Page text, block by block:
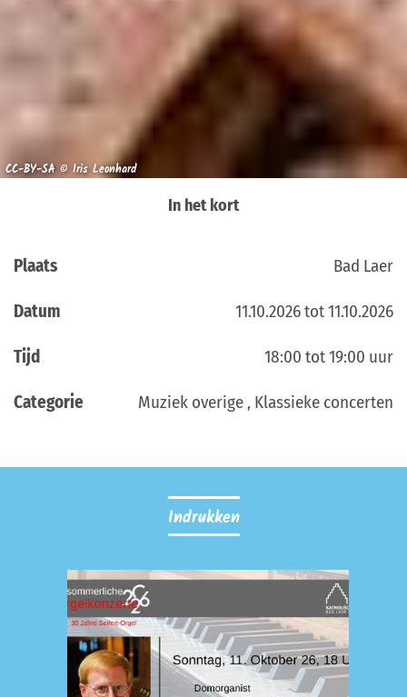
CC-BY-SA © Iris Leonhard
In het kort
Plaats Bad Laer
Datum 11.10.2026 tot 11.10.2026
Tijd 18:00 tot 19:00 uur
Categorie Muziek overige , Klassieke concerten
Indrukken